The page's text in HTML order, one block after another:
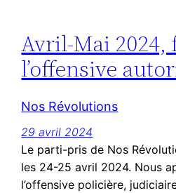
Avril-Mai 2024,
l’offensive
Nos Révolutions
29 avril 2024
Le parti-pris de Nos
les 24-25 avril 2024. Nous
l’offensive policière,